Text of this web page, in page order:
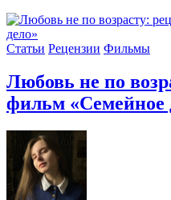
Статьи Рецензии Фильмы
Любовь не по
фильм «Семейное